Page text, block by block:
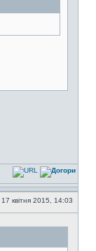
17 квітня 2015, 14:03